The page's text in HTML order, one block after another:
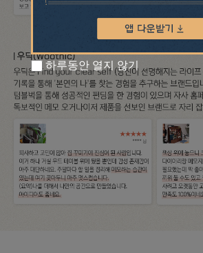
하루동안 열지 않기